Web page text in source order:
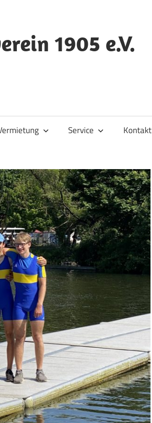
1905 e.V.
Service Kontakt